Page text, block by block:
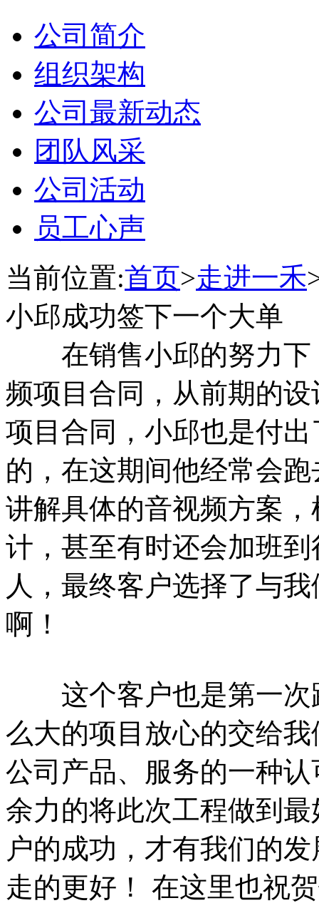
公司简介
组织架构
公司最新动态
团队风采
公司活动
员工心声
当前位置:首页>走进一禾
小邱成功签下一个大单
在销售小邱的努力下
频项目合同，从前期的
项目合同，小邱也是付
的，在这期间他经常会
讲解具体的音视频方案
计，甚至有时还会加班
人，最终客户选择了与
啊！
这个客户也是第一次
么大的项目放心的交给
公司产品、服务的一种
余力的将此次工程做到
户的成功，才有我们的
走的更好！ 在这里也祝